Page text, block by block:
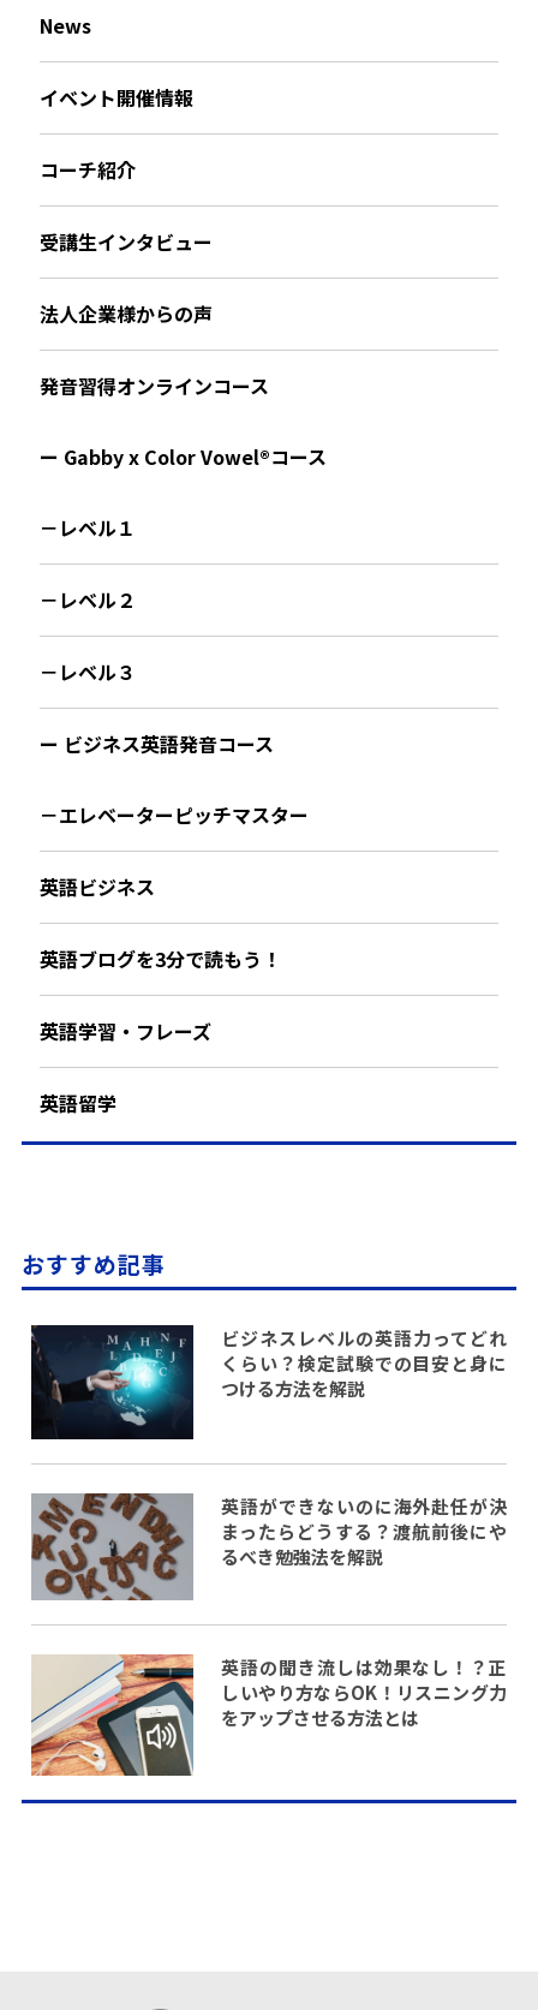
News
イベント開催情報
コーチ紹介
受講生インタビュー
法人企業様からの声
発音習得オンラインコース
ー Gabby x Color Vowel®︎コース
－レベル１
－レベル２
－レベル３
ー ビジネス英語発音コース
－エレベーターピッチマスター
英語ビジネス
英語ブログを3分で読もう！
英語学習・フレーズ
英語留学
おすすめ記事
ビジネスレベルの英語力ってどれ
くらい？検定試験での目安と身に
つける方法を解説
英語ができないのに海外赴任が決
まったらどうする？渡航前後にや
るべき勉強法を解説
英語の聞き流しは効果なし！？正
しいやり方ならOK！リスニング力
をアップさせる方法とは